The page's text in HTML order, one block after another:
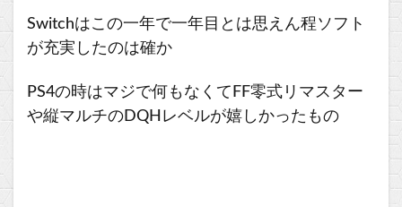
Switchはこの一年で一年目とは思えん程ソフト
が充実したのは確か
PS4の時はマジで何もなくてFF零式リマスター
や縦マルチのDQHレベルが嬉しかったもの